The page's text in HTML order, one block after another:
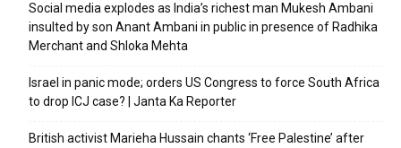
Social media explodes as India’s richest man Mukesh Ambani
insulted by son Anant Ambani in public in presence of Radhika
Merchant and Shloka Mehta
Israel in panic mode; orders US Congress to force South Africa
to drop ICJ case? | Janta Ka Reporter
British activist Marieha Hussain chants ‘Free Palestine’ after